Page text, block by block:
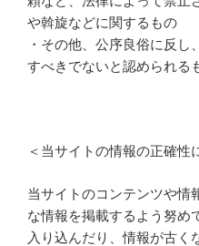
や斡旋などに関するもの
・その他、公序良俗に反
すべきでないと認められる
＜当サイトの情報の正確性
当サイトのコンテンツや情
な情報を掲載するよう努め
入り込んだり、情報が古く